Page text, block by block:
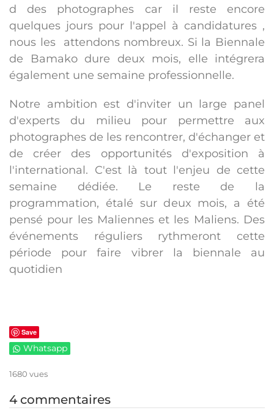
d des photographes car il reste encore
quelques jours pour l'appel à candidatures ,
nous les attendons nombreux. Si la Biennale
de Bamako dure deux mois, elle intégrera
également une semaine professionnelle.
Notre ambition est d'inviter un large panel
d'experts du milieu pour permettre aux
photographes de les rencontrer, d'échanger et
de créer des opportunités d'exposition à
l'international. C'est là tout l'enjeu de cette
semaine dédiée. Le reste de la
programmation, étalé sur deux mois, a été
pensé pour les Maliennes et les Maliens. Des
événements réguliers rythmeront cette
période pour faire vibrer la biennale au
quotidien
Save
Whatsapp
1680 vues
4 commentaires